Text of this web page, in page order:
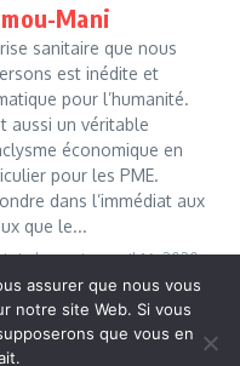
Mani
sanitaire que nous
est inédite et
pour l’humanité.
aussi un véritable
économique en
pour les PME.
dans l’immédiat aux
que le...
Leboussi avril 16, 2020
More
assurer que nous vous
notre site Web. Si vous
que vous en